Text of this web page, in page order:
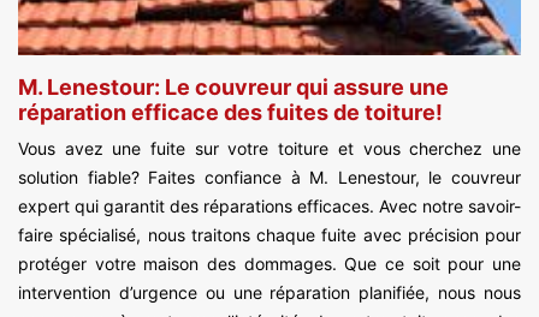
M. Lenestour: Le couvreur qui assure une
réparation efficace des fuites de toiture!
Vous avez une fuite sur votre toiture et vous cherchez une
solution fiable? Faites confiance à M. Lenestour, le couvreur
expert qui garantit des réparations efficaces. Avec notre savoir-
faire spécialisé, nous traitons chaque fuite avec précision pour
protéger votre maison des dommages. Que ce soit pour une
intervention d’urgence ou une réparation planifiée, nous nous